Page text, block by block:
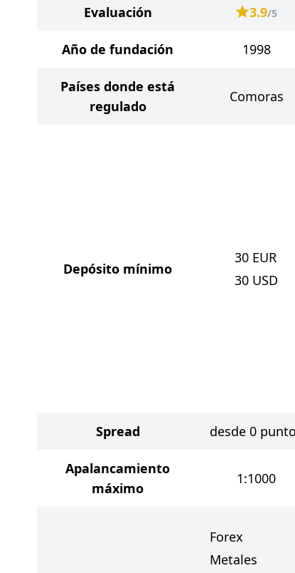
Evaluación 3.9/5
Año de fundación 1998
Países donde está
regulado
Comoras
Depósito mínimo
30 EUR
30 USD
Spread desde 0
Apalancamiento
máximo
1:1000
Forex
Metales